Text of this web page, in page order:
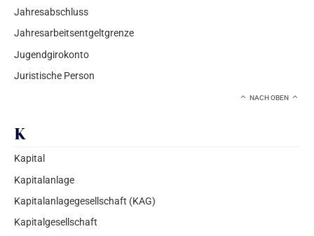
Jahresabschluss
Jahresarbeitsentgeltgrenze
Jugendgirokonto
Juristische Person
NACH OBEN
K
Kapital
Kapitalanlage
Kapitalanlagegesellschaft (KAG)
Kapitalgesellschaft